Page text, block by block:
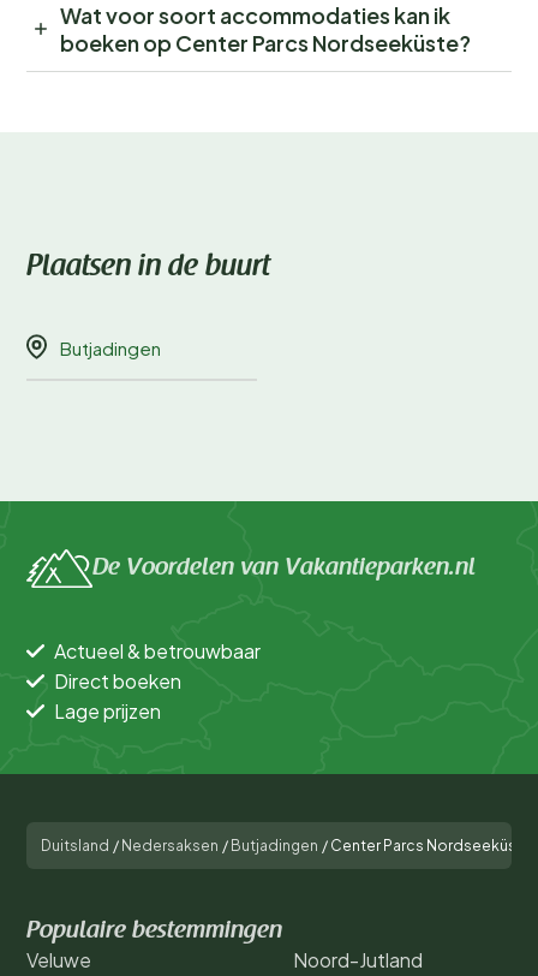
Wat voor soort accommodaties kan ik
boeken op Center Parcs Nordseeküste?
Plaatsen in de buurt
Butjadingen
De Voordelen van Vakantieparken.nl
Actueel & betrouwbaar
Direct boeken
Lage prijzen
Duitsland / Nedersaksen / Butjadingen / Center Parcs Nordseeküste
Populaire bestemmingen
Veluwe
Noord-Jutland